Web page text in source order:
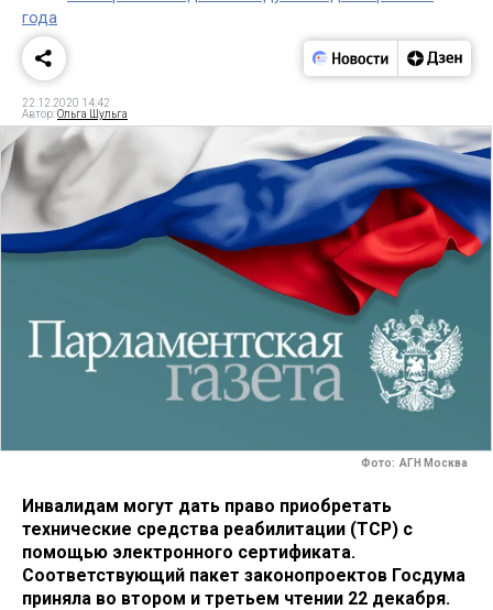
года
22.12.2020 14:42
Автор:Ольга Шульга
Фото: АГН Москва
Инвалидам могут дать право приобретать
технические средства реабилитации (ТСР) с
помощью электронного сертификата.
Соответствующий пакет законопроектов Госдума
приняла во втором и третьем чтении 22 декабря.